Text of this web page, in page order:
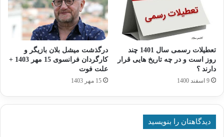
تعطیلات رسمی سال 1401 چند
روز است و در چه تاریخ هایی قرار
دارند ؟
9 اسفند 1400
درگذشت میشل بلان بازیگر و
کارگردان فرانسوی 15 مهر 1403 +
علت فوت
15 مهر 1403
دیدگاهتان را بنویسید